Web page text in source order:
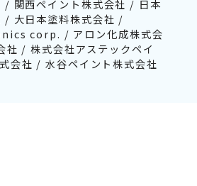
/ 関西ペイント株式会社 / 日本
/ 大日本塗料株式会社 /
corp. / アロン化成株式会
社 / 株式会社アステックペイ
会社 / 水谷ペイント株式会社